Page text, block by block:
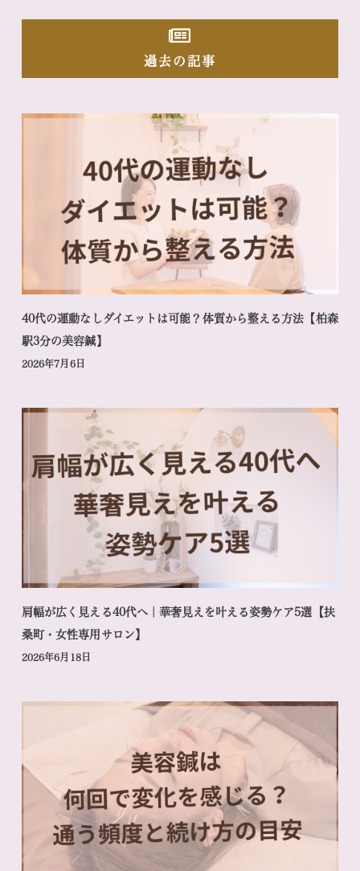
過去の記事
40代の運動なしダイエットは可能？体質から整える方法【柏森
駅3分の美容鍼】
2026年7月6日
肩幅が広く見える40代へ｜華奢見えを叶える姿勢ケア5選【扶
桑町・女性専用サロン】
2026年6月18日